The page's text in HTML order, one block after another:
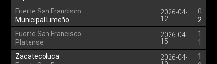
Fuerte San Francisco
Municipal Limeño
2026-04-
12
0
2
Fuerte San Francisco
Platense
2026-04-
15
1
1
Zacatecoluca
2026-04-
1